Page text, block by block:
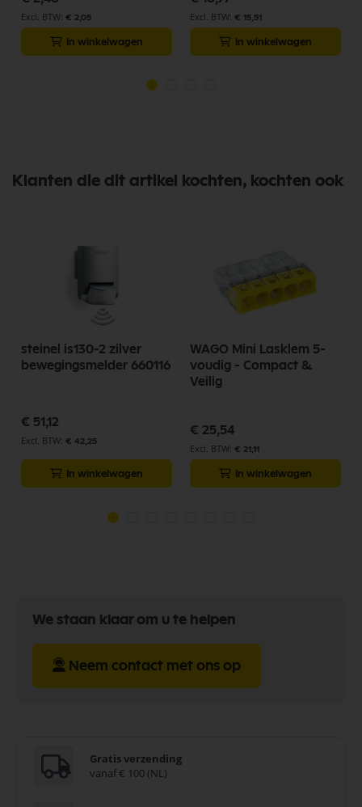
€ 2,05
In winkelwagen
€ 15,51
In winkelwagen
Klanten die dit artikel kochten, kochten ook
steinel is130-2 zilver
bewegingsmelder 660116
€ 51,12
€ 42,25
In winkelwagen
WAGO Mini Lasklem 5-
voudig - Compact &
Veilig
€ 25,54
€ 21,11
In winkelwagen
We staan klaar om u te helpen
Neem contact met ons op
Gratis verzending
vanaf € 100 (NL)